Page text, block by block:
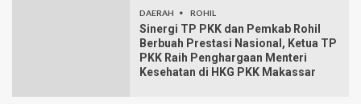
DAERAH ROHIL
Sinergi TP PKK dan Pemkab Rohil
Berbuah Prestasi Nasional, Ketua TP
PKK Raih Penghargaan Menteri
Kesehatan di HKG PKK Makassar